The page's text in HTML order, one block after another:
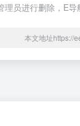
员进行删除，E导
本文地址https://